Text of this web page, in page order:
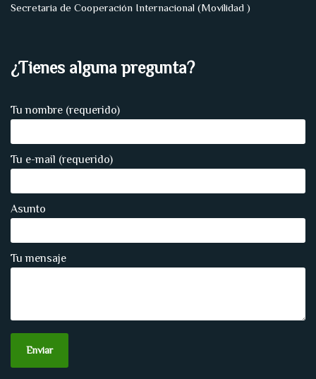
Secretaria de Cooperación Internacional (Movilidad )
¿Tienes alguna pregunta?
Tu nombre (requerido)
Tu e-mail (requerido)
Asunto
Tu mensaje